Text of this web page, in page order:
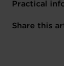
Practical
Monday 25
Share this